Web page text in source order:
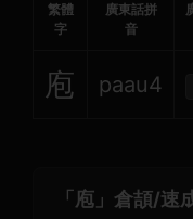
繁體
字
廣東話拼
音
庖 paau4
「庖」倉頡/速